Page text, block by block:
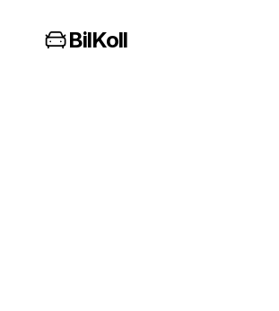
BilKoll